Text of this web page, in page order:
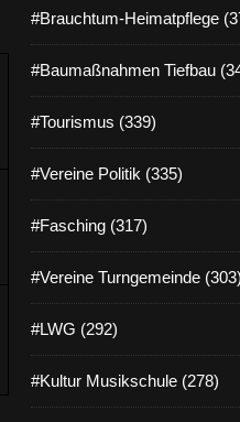
#Brauchtum-Heimatpflege
#Baumaßnahmen Tiefbau
#Tourismus (339)
#Vereine Politik (335)
#Fasching (317)
#Vereine Turngemeinde (303)
#LWG (292)
#Kultur Musikschule (278)